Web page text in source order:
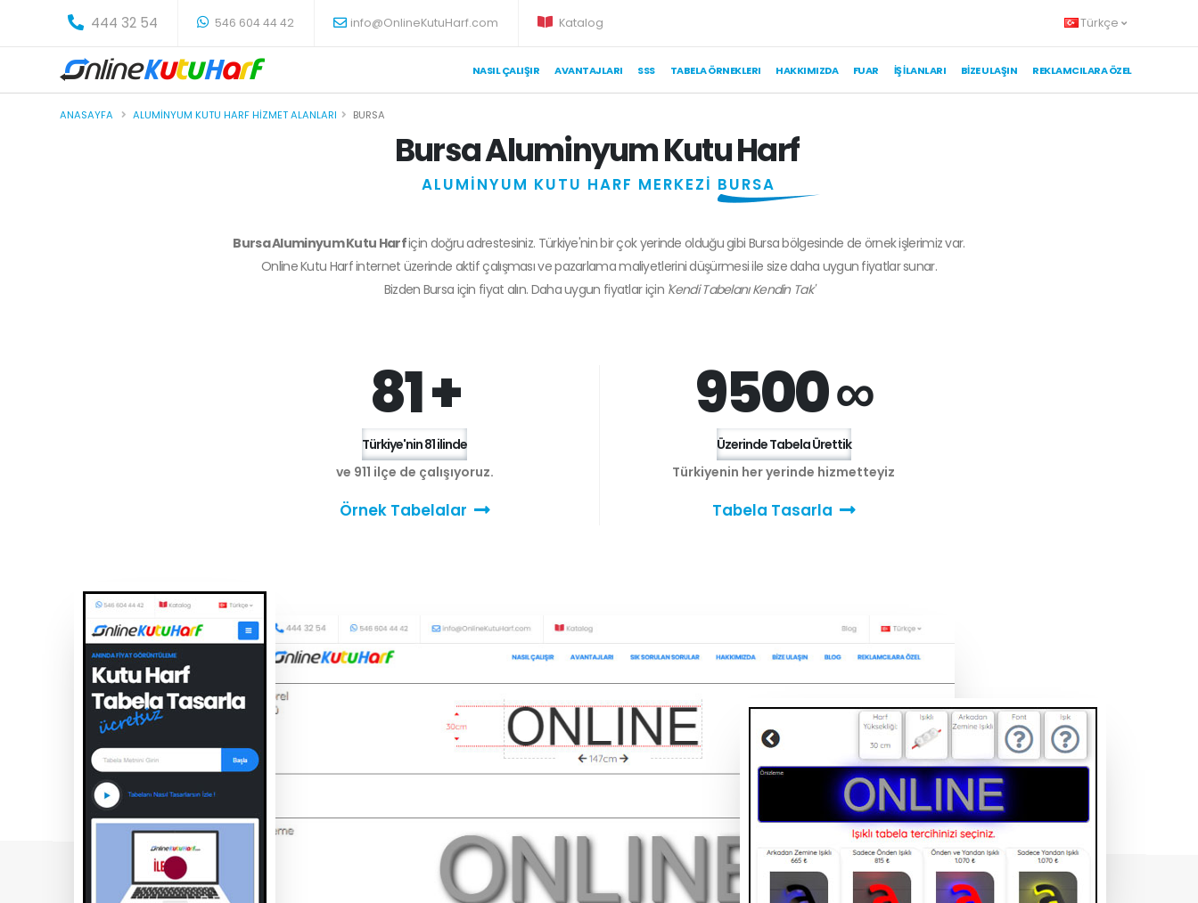
444 32 54 546 604 44 42 info@OnlineKutuHarf.com Katalog Türkçe
NASIL ÇALIŞIR AVANTAJLARI SSS TABELA ÖRNEKLERI HAKKIMIZDA FUAR İŞ İLANLARI BIZE ULAŞIN REKLAMCILARA ÖZEL
ANASAYFA ALUMINYUM KUTU HARF HIZMET ALANLARI BURSA
Bursa Aluminyum Kutu Harf
ALUMİNYUM KUTU HARF MERKEZİ BURSA
Bursa Aluminyum Kutu Harfiçin doğru adrestesiniz. Türkiye'nin bir çok yerinde olduğu gibi Bursa bölgesinde de örnek işlerimiz var.
Online Kutu Harf internet üzerinde aktif çalışması ve pazarlama maliyetlerini düşürmesi ile size daha uygun fiyatlar sunar.
Bizden Bursa için fiyat alın. Daha uygun fiyatlar için 'Kendi Tabelanı Kendin Tak'
81 +
Türkiye'nin 81 ilinde
ve 911 ilçe de çalışıyoruz.
Örnek Tabelalar
9500 ∞
Üzerinde Tabela Ürettik
Türkiyenin her yerinde hizmetteyiz
Tabela Tasarla